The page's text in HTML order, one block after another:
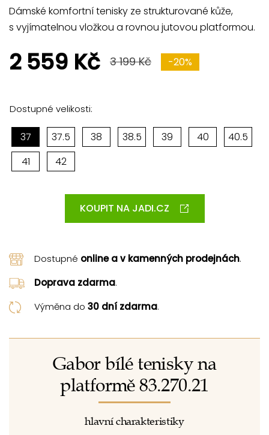
Dámské komfortní tenisky ze strukturované kůže,
s vyjímatelnou vložkou a rovnou jutovou platformou.
2 559 Kč 3 199 Kč -20%
Dostupné velikosti:
37 37.5 38 38.5 39 40
40.5
41
42
KOUPIT NA JADI.CZ
Dostupné online a v kamenných prodejnách.
Doprava zdarma.
Výměna do 30 dní zdarma.
Gabor bílé tenisky na
platformě 83.270.21
hlavní charakteristiky